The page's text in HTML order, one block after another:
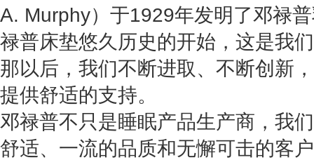
A. Murphy）于1929年发明了邓禄
禄普床垫悠久历史的开始，这是我
那以后，我们不断进取、不断创新
提供舒适的支持。
邓禄普不只是睡眠产品生产商，我
舒适、一流的品质和无懈可击的客